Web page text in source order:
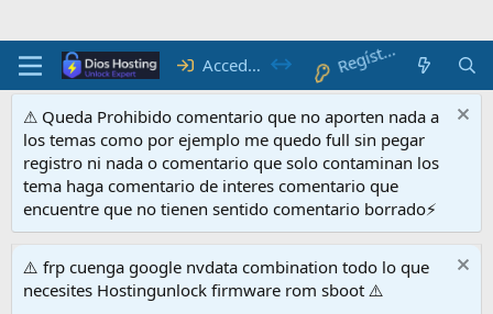
Acceder Regístrate
⚠ Queda Prohibido comentario que no aporten nada a
los temas como por ejemplo me quedo full sin pegar
registro ni nada o comentario que solo contaminan los
tema haga comentario de interes comentario que
encuentre que no tienen sentido comentario borrado⚡
⚠️ frp cuenga google nvdata combination todo lo que
necesites Hostingunlock firmware rom sboot ⚠️